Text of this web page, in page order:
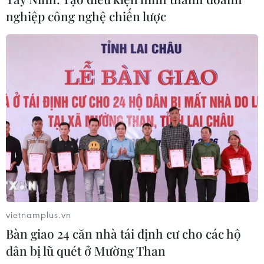
Thả kỳ đà hoa về rừng đặc dụng
vườn chim Bạc Liêu
05/08/2026 13:45
Đẩy nhanh tiến độ Nhà máy điện rác
ở Thanh Hóa trước áp lực xử lý rác
thải
05/08/2026 13:30
Bàn giao một cá thể Diều hoa Miến
Điện cho Vườn quốc gia Phong Nha-
Kẻ Bàng
05/08/2026 12:11
nghiệp công nghệ chiến lược
vietnamplus.vn
Bàn giao 24 căn nhà tái định cư cho các hộ
dân bị lũ quét ở Mường Than